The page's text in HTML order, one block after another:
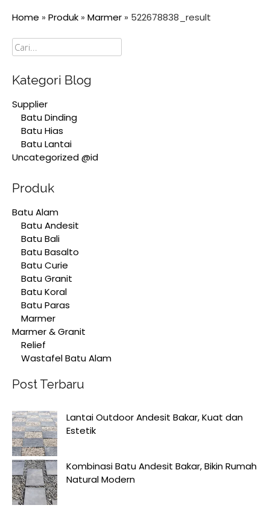
Home » Produk » Marmer » 522678838_result
Cari
Kategori Blog
Supplier
Batu Dinding
Batu Hias
Batu Lantai
Uncategorized @id
Produk
Batu Alam
Batu Andesit
Batu Bali
Batu Basalto
Batu Curie
Batu Granit
Batu Koral
Batu Paras
Marmer
Marmer & Granit
Relief
Wastafel Batu Alam
Post Terbaru
Lantai Outdoor Andesit Bakar, Kuat dan
Estetik
Kombinasi Batu Andesit Bakar, Bikin Rumah
Natural Modern